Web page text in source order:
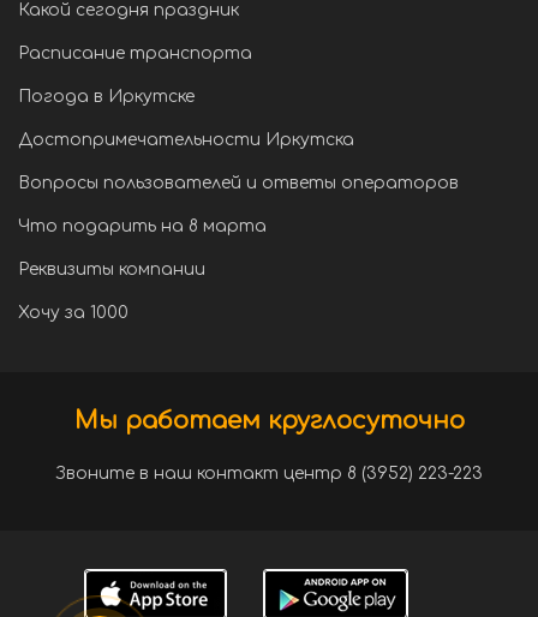
Какой сегодня праздник
Расписание транспорта
Погода в Иркутске
Достопримечательности Иркутска
Вопросы пользователей и ответы операторов
Что подарить на 8 марта
Реквизиты компании
Хочу за 1000
Мы работаем круглосуточно
Звоните в наш контакт центр 8 (3952) 223-223